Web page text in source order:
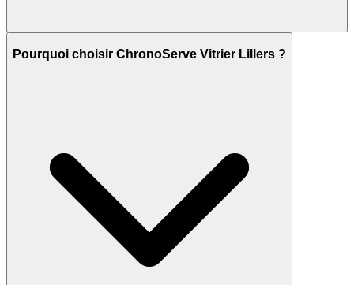
Pourquoi choisir ChronoServe Vitrier Lillers ?